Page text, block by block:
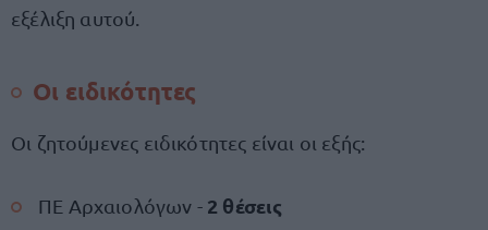
εξέλιξη αυτού.
Οι ειδικότητες
Οι ζητούμενες ειδικότητες είναι οι εξής:
ΠΕ Αρχαιολόγων - 2 θέσεις